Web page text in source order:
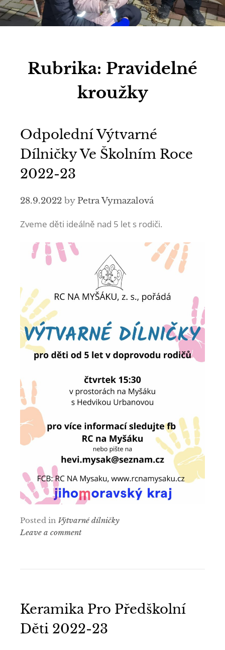
Rubrika: Pravidelné
kroužky
Odpolední Výtvarné
Dílničky Ve Školním Roce
2022-23
28.9.2022 byPetra Vymazalová
Zveme děti ideálně nad 5 let s rodiči.
Posted in Výtvarné dílničky
Leave a comment
Keramika Pro Předškolní
Děti 2022-23